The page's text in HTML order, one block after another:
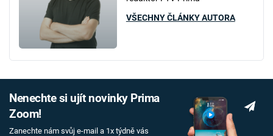
VŠECHNY ČLÁNKY AUTORA
Nenechte si ujít novinky Prima
Zoom!
Zanechte nám svůj e-mail a 1x týdně vás